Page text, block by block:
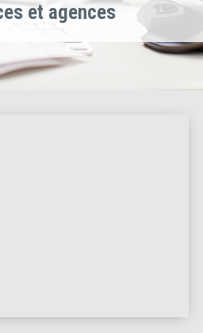
et agences